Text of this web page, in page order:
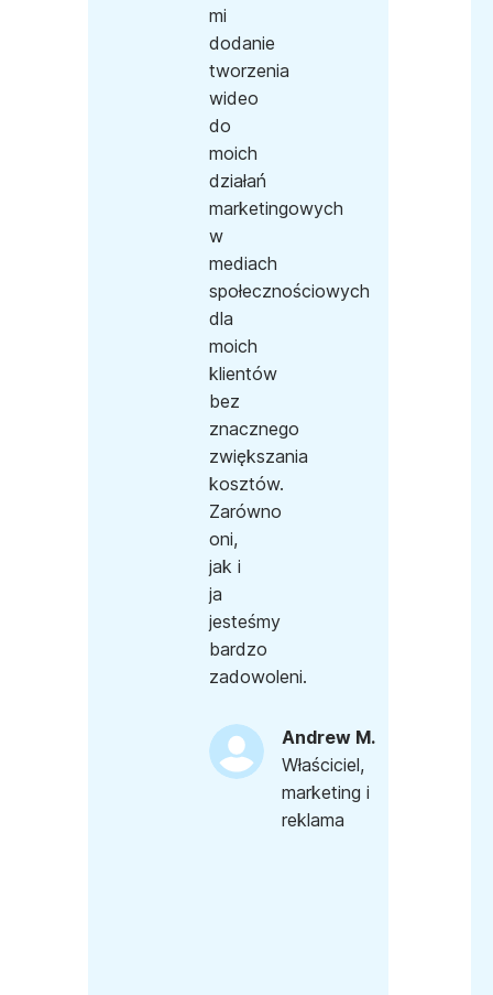
mi
dodanie
tworzenia
wideo
do
moich
działań
marketingowych
w
mediach
społecznościowych
dla
moich
klientów
bez
znacznego
zwiększania
kosztów.
Zarówno
oni,
jak i
ja
jesteśmy
bardzo
zadowoleni.
Andrew M.
Właściciel,
marketing i
reklama